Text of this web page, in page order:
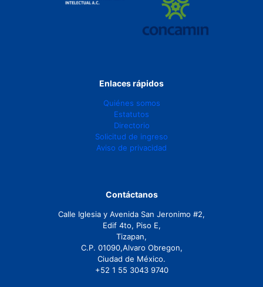
Enlaces rápidos
Quiénes somos
Estatutos
Directorio
Solicitud de ingreso
Aviso de privacidad
Contáctanos
Calle Iglesia y Avenida San Jeronimo #2,
Edif 4to, Piso E,
Tizapan,
C.P. 01090,Alvaro Obregon,
Ciudad de México.
+52 1 55 3043 9740